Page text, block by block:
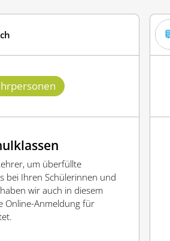
um überfüllte
bei Ihren Schülerinnen und
wir auch in diesem
Online-Anmeldung für